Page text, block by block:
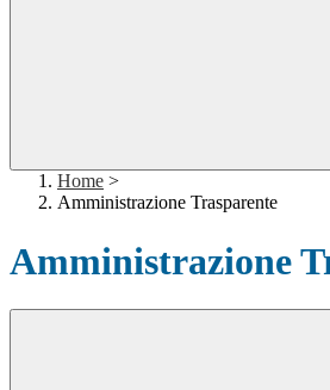
Home >
Amministrazione Trasparente
Amministrazione